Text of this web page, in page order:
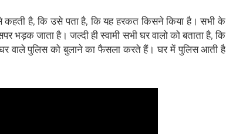
है, कि उसे पता है, कि यह हरकत किसने किया है। सभी के
भड़क जाता है। जल्दी ही स्वामी सभी घर वालो को बताता है, कि
वाले पुलिस को बुलाने का फैसला करते हैं। घर में पुलिस आती है